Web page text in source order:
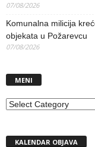
07/08/2026
Komunalna milicija
objekata u Požarevcu
07/08/2026
MENI
MENI
KALENDAR OBJAVA